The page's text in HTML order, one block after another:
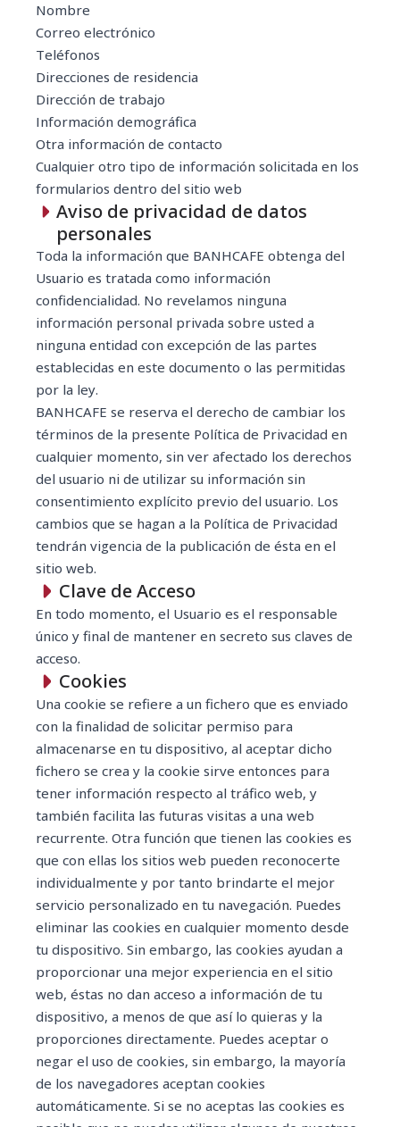
Nombre
Correo electrónico
Teléfonos
Direcciones de residencia
Dirección de trabajo
Información demográfica
Otra información de contacto
Cualquier otro tipo de información solicitada en los
formularios dentro del sitio web
Aviso de privacidad de datos
personales
Toda la información que BANHCAFE obtenga del
Usuario es tratada como información
confidencialidad. No revelamos ninguna
información personal privada sobre usted a
ninguna entidad con excepción de las partes
establecidas en este documento o las permitidas
por la ley.
BANHCAFE se reserva el derecho de cambiar los
términos de la presente Política de Privacidad en
cualquier momento, sin ver afectado los derechos
del usuario ni de utilizar su información sin
consentimiento explícito previo del usuario. Los
cambios que se hagan a la Política de Privacidad
tendrán vigencia de la publicación de ésta en el
sitio web.
Clave de Acceso
En todo momento, el Usuario es el responsable
único y final de mantener en secreto sus claves de
acceso.
Cookies
Una cookie se refiere a un fichero que es enviado
con la finalidad de solicitar permiso para
almacenarse en tu dispositivo, al aceptar dicho
fichero se crea y la cookie sirve entonces para
tener información respecto al tráfico web, y
también facilita las futuras visitas a una web
recurrente. Otra función que tienen las cookies es
que con ellas los sitios web pueden reconocerte
individualmente y por tanto brindarte el mejor
servicio personalizado en tu navegación. Puedes
eliminar las cookies en cualquier momento desde
tu dispositivo. Sin embargo, las cookies ayudan a
proporcionar una mejor experiencia en el sitio
web, éstas no dan acceso a información de tu
dispositivo, a menos de que así lo quieras y la
proporciones directamente. Puedes aceptar o
negar el uso de cookies, sin embargo, la mayoría
de los navegadores aceptan cookies
automáticamente. Si se no aceptas las cookies es